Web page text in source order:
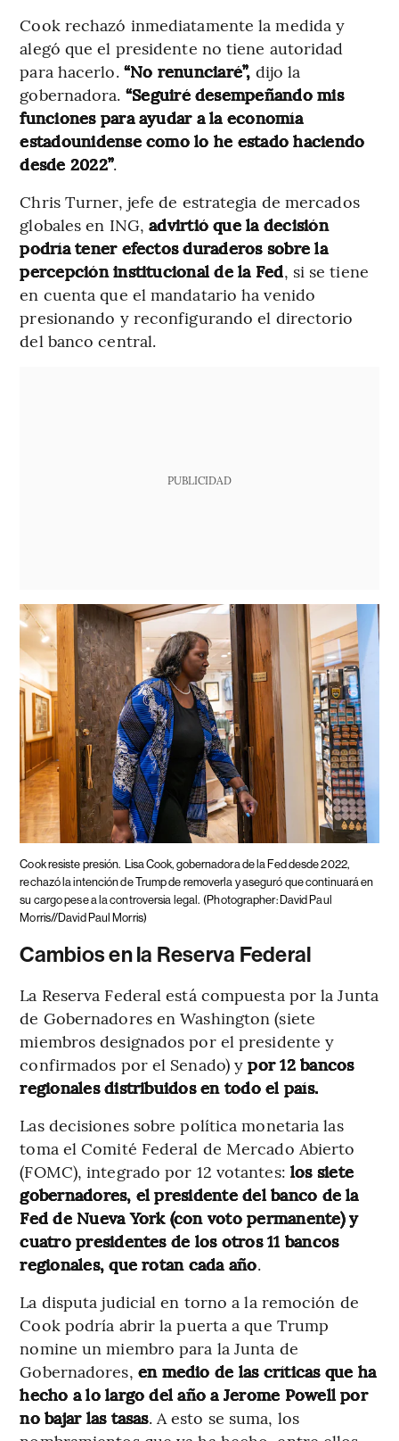
Cook rechazó inmediatamente la medida y
alegó que el presidente no tiene autoridad
para hacerlo. “No renunciaré”, dijo la
gobernadora. “Seguiré desempeñando mis
funciones para ayudar a la economía
estadounidense como lo he estado haciendo
desde 2022”.
Chris Turner, jefe de estrategia de mercados
globales en ING,advirtió que la decisión
podría tener efectos duraderos sobre la
percepción institucional de la Fed, si se tiene
en cuenta que el mandatario ha venido
presionando y reconfigurando el directorio
del banco central.
PUBLICIDAD
Cook resiste presión. Lisa Cook, gobernadora de la Fed desde 2022,
rechazó la intención de Trump de removerla y aseguró que continuará en
su cargo pese a la controversia legal. (Photographer: David Paul
Morris//David Paul Morris)
Cambios en la Reserva Federal
La Reserva Federal está compuesta por la Junta
de Gobernadores en Washington (siete
miembros designados por el presidente y
confirmados por el Senado) y por 12 bancos
regionales distribuidos en todo el país.
Las decisiones sobre política monetaria las
toma el Comité Federal de Mercado Abierto
(FOMC), integrado por 12 votantes: los siete
gobernadores, el presidente del banco de la
Fed de Nueva York (con voto permanente) y
cuatro presidentes de los otros 11 bancos
regionales, que rotan cada año.
La disputa judicial en torno a la remoción de
Cook podría abrir la puerta a que Trump
nomine un miembro para la Junta de
Gobernadores, en medio de las críticas que ha
hecho a lo largo del año a Jerome Powell por
no bajar las tasas. A esto se suma, los